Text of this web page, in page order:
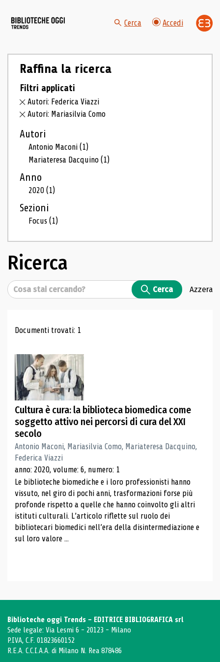
Cerca Accedi
Raffina la ricerca
Filtri applicati
Autori: Federica Viazzi
Autori: Mariasilvia Como
Autori
Antonio Maconi(1)
Mariateresa Dacquino(1)
Anno
2020(1)
Sezioni
Focus(1)
Ricerca
Cerca Cerca Azzera
Risultati di ricerca
Documenti trovati: 1
Cultura è cura: la biblioteca biomedica come
soggetto attivo nei percorsi di cura del XXI
secolo
Antonio Maconi, Mariasilvia Como, Mariateresa Dacquino,
Federica Viazzi
anno: 2020, volume: 6, numero: 1
Le biblioteche biomediche e i loro professionisti hanno
vissuto, nel giro di pochi anni, trasformazioni forse più
profonde rispetto a quelle che hanno coinvolto gli altri
istituti culturali. L’articolo riflette sul ruolo dei
bibliotecari biomedici nell’era della disintermediazione e
sul loro valore ...
Biblioteche oggi Trends - EDITRICE BIBLIOGRAFICA srl
Sede legale: Via Lesmi 6 - 20123 - Milano
P.IVA, C.F. 01823660152
R.E.A. C.C.I.A.A. di Milano N. Rea 878486